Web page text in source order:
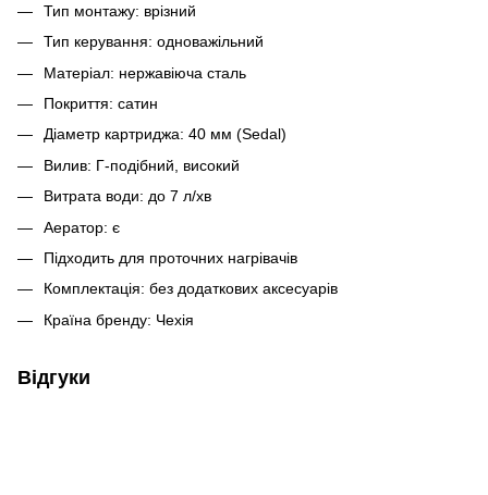
Тип монтажу: врізний
Тип керування: одноважільний
Матеріал: нержавіюча сталь
Покриття: сатин
Діаметр картриджа: 40 мм (Sedal)
Вилив: Г-подібний, високий
Витрата води: до 7 л/хв
Аератор: є
Підходить для проточних нагрівачів
Комплектація: без додаткових аксесуарів
Країна бренду: Чехія
Відгуки